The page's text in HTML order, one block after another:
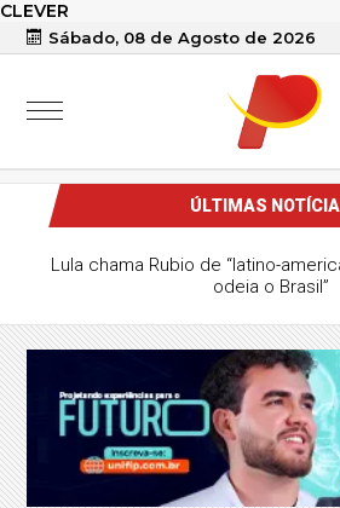
CLEVER
Sábado, 08 de Agosto de 2026
ÚLTIMAS
Lula chama Rubio de “latino-
odeia o Brasil”